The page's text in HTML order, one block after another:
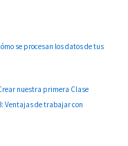
se procesan los datos de tus
nuestra primera Clase
Ventajas de trabajar con